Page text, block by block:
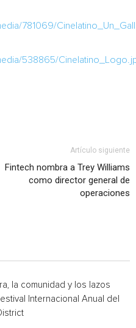
781069/
538865/
Artículo siguiente
Fintech nombra a Trey Williams
como director general de
operaciones
la comunidad y los lazos
Internacional Anual del